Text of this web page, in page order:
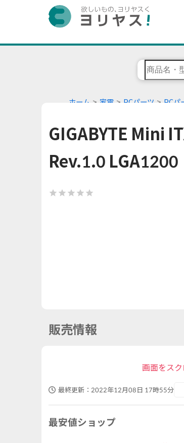
ホーム 家電 PCパーツ PCパ
GIGABYTE Mini
Rev.1.0 LGA1200
販売情報
画面をスク
最終更新： 2022年12月08日 17時55分
最安値ショップ